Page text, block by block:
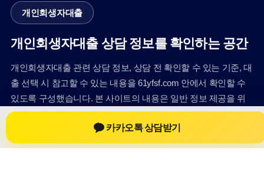
개인회생자대출
개인회생자대출 상담 정보를 확인하는 공간
개인회생자대출 관련 상담 정보, 상담 전 확인할 수 있는 기준, 대
출 선택 시 참고할 수 있는 내용을 61yfsf.com 안에서 확인할 수
있도록 구성했습니다. 본 사이트의 내용은 일반 정보 제공을 위
한 자료이며, 실제 가능 여부와 조건은 금융사 심사 및 상담을 통
해 확인하는 것이 필요합니다.카카오톡 상담받기